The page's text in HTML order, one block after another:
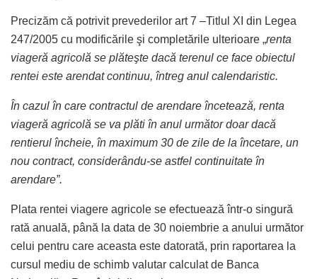
Precizăm că potrivit prevederilor art 7 –Titlul XI din Legea
247/2005 cu modificările şi completările ulterioare „renta
viageră agricolă se plăteşte dacă terenul ce face obiectul
rentei este arendat continuu, întreg anul calendaristic.
În cazul în care contractul de arendare încetează, renta
viageră agricolă se va plăti în anul următor doar dacă
rentierul încheie, în maximum 30 de zile de la încetare, un
nou contract, considerându-se astfel continuitate în
arendare”.
Plata rentei viagere agricole se efectuează într-o singură
rată anuală, până la data de 30 noiembrie a anului următor
celui pentru care aceasta este datorată, prin raportarea la
cursul mediu de schimb valutar calculat de Banca